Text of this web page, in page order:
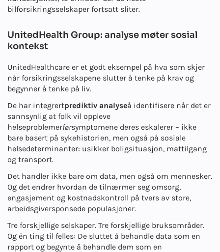
bilforsikringsselskaper fortsatt sliter.
UnitedHealth Group: analyse møter sosial
kontekst
UnitedHealthcare er et godt eksempel på hva som skjer
når forsikringsselskapene slutter å tenke på krav og
begynner å tenke på liv.
De har integrertprediktiv analyseå identifisere når det er
sannsynlig at folk vil oppleve
helseproblemerførsymptomene deres eskalerer – ikke
bare basert på sykehistorien, men også på sosiale
helsedeterminanter: usikker boligsituasjon, mattilgang
og transport.
Det handler ikke bare om data, men også om mennesker.
Og det endrer hvordan de tilnærmer seg omsorg,
engasjement og kostnadskontroll på tvers av store,
arbeidsgiversponsede populasjoner.
Tre forskjellige selskaper. Tre forskjellige bruksområder.
Og én ting til felles: De sluttet å behandle data som en
rapport og begynte å behandle dem som en